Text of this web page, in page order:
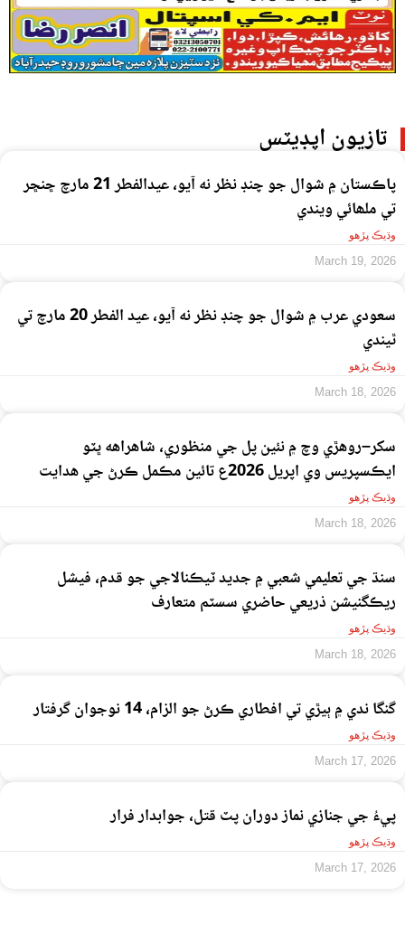
تازيون اپڊيٽس
پاڪستان ۾ شوال جو چنڊ نظر نه آيو، عيدالفطر 21 مارچ ڇنڇر
تي ملھائي ويندي
وڌيڪ پڙهو
March 19, 2026
سعودي عرب ۾ شوال جو چنڊ نظر نه آيو، عيد الفطر 20 مارچ تي
ٿيندي
وڌيڪ پڙهو
March 18, 2026
سکر–روهڙي وچ ۾ نئين پل جي منظوري، شاهراهه ڀٽو
ايڪسپريس وي اپريل 2026ع تائين مڪمل ڪرڻ جي هدايت
وڌيڪ پڙهو
March 18, 2026
سنڌ جي تعليمي شعبي ۾ جديد ٽيڪنالاجي جو قدم، فيشل
ريڪگنيشن ذريعي حاضري سسٽم متعارف
وڌيڪ پڙهو
March 18, 2026
گنگا ندي ۾ ٻيڙي تي افطاري ڪرڻ جو الزام، 14 نوجوان گرفتار
وڌيڪ پڙهو
March 17, 2026
پيءُ جي جنازي نماز دوران پٽ قتل، جوابدار فرار
وڌيڪ پڙهو
March 17, 2026